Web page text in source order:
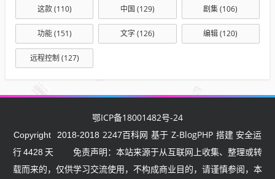
这款(110) 中国 (129) 剧集(106)
功能(151) 文字(126) 编辑(120)
远程控制 (127)
鄂ICP备18001482号-24
Copyright 2018-2018 2247百科网 基于 Z-BlogPHP 搭建 安全运
行4428 天
免责声明：本站来源于从互联网上收集、整理或转
载而来的，仅供学习交流使用，不构成商业目的，请谨慎参阅，本